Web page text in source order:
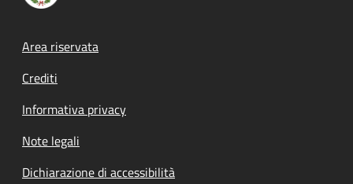
Footer menu
Area riservata
Crediti
Informativa privacy
Note legali
Dichiarazione di accessibilità